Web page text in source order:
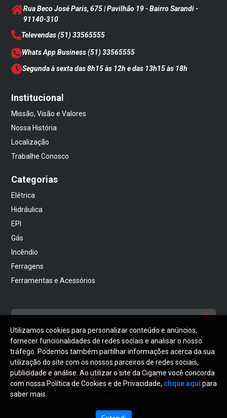
Rua Beco José Paris, 675 | Pavilhão 19 - Bairro Sarandi-
91140-310
Televendas(51) 33565555
Whats App Business(51) 33565555
Segunda à sexta das 8h15 às 12h e das 13h15 às 18h
Institucional
Missão, Visão e Valores
Nossa História
Localização
Trabalhe Conosco
Categorias
Elétrica
Hidráulica
EPI
Gás
Incêndio
Ferragens
Ferramentas e Acessórios
NEWSLETTER
Receba notícias atualizadas da CIGAME
Quero receber
Utilizamos cookies para personalizar conteúdo e anúncios,
fornecer funcionalidades de redes sociais e analisar o nosso
tráfego. Podemos também partilhar informações acerca da sua
utilização do site com os nossos parceiros de redes sociais,
publicidade e análise. Ao utilizar o site da Cigame você concorda
com nossa Política de Cookies e de Privacidade, clique aqui para
saber mais.